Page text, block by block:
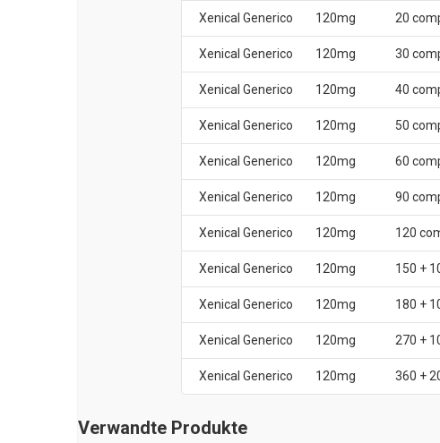
Xenical Generico 120mg 20
Xenical Generico 120mg 30
Xenical Generico 120mg 40
Xenical Generico 120mg 50
Xenical Generico 120mg 60
Xenical Generico 120mg 90
Xenical Generico 120mg 120
Xenical Generico 120mg 150 +
Xenical Generico 120mg 180 +
Xenical Generico 120mg 270 +
Xenical Generico 120mg 360 +
Verwandte Produkte